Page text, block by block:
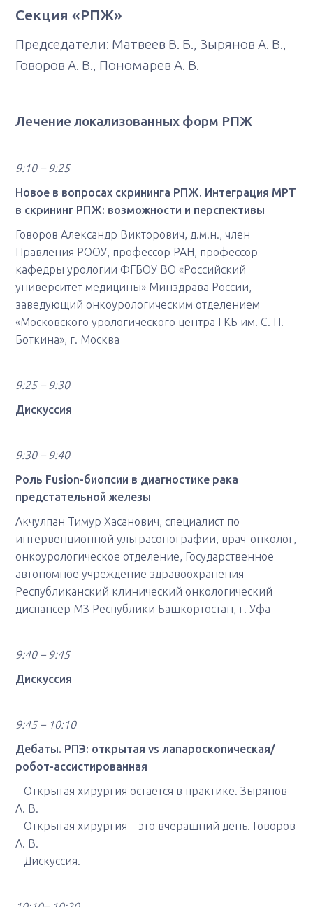
Секция «РПЖ»
Председатели: Матвеев В. Б., Зырянов А. В.,
Говоров А. В., Пономарев А. В.
Лечение локализованных форм РПЖ
9:10 – 9:25
Новое в вопросах скрининга РПЖ. Интеграция МРТ
в скрининг РПЖ: возможности и перспективы
Говоров Александр Викторович, д.м.н., член
Правления РООУ, профессор РАН, профессор
кафедры урологии ФГБОУ ВО «Российский
университет медицины» Минздрава России,
заведующий онкоурологическим отделением
«Московского урологического центра ГКБ им. С. П.
Боткина», г. Москва
9:25 – 9:30
Дискуссия
9:30 – 9:40
Роль Fusion-биопсии в диагностике рака
предстательной железы
Акчулпан Тимур Хасанович, специалист по
интервенционной ультрасонографии, врач-онколог,
онкоурологическое отделение, Государственное
автономное учреждение здравоохранения
Республиканский клинический онкологический
диспансер МЗ Республики Башкортостан, г. Уфа
9:40 – 9:45
Дискуссия
9:45 – 10:10
Дебаты. РПЭ: открытая vs лапароскопическая/
робот-ассистированная
– Открытая хирургия остается в практике. Зырянов
А. В.
– Открытая хирургия – это вчерашний день. Говоров
А. В.
– Дискуссия.